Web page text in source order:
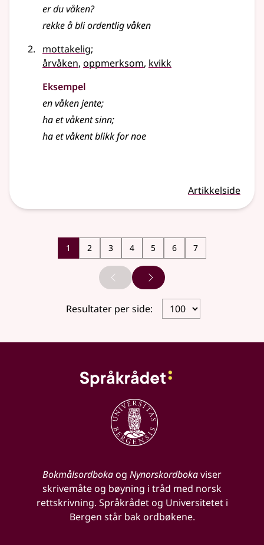
er duvåken?
rekke å bli ordentligvåken
mottakelig;
årvåken, oppmerksom, kvikk
Eksempel
envåkenjente;
ha etvåkentsinn;
ha etvåkentblikk for noe
Artikkelside
1 2 3 4 5 6 7
Forrige sideNeste side
Resultater per side:
Bokmålsordbokaog Nynorskordbokaviser
skrivemåte og bøyning i tråd med norsk
rettskrivning. Språkrådet og Universitetet i
Bergen står bak ordbøkene.